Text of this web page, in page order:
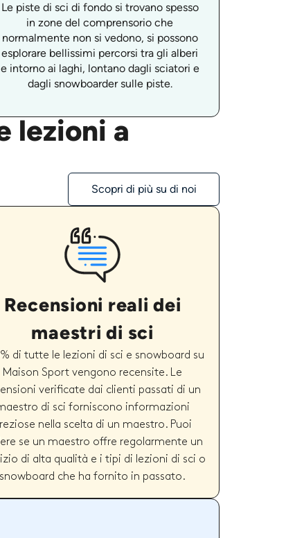
Le piste di sci di fondo si trovano spesso
in zone del comprensorio che
normalmente non si vedono, si possono
esplorare bellissimi percorsi tra gli alberi
e intorno ai laghi, lontano dagli sciatori e
dagli snowboarder sulle piste.
lezioni a
Scopri di più su di noi
Recensioni reali dei
maestri di sci
di tutte le lezioni di sci e snowboard su
Maison Sport vengono recensite. Le
verificate dai clienti passati di un
di sci forniscono informazioni
nella scelta di un maestro. Puoi
se un maestro offre regolarmente un
di alta qualità e i tipi di lezioni di sci o
snowboard che ha fornito in passato.